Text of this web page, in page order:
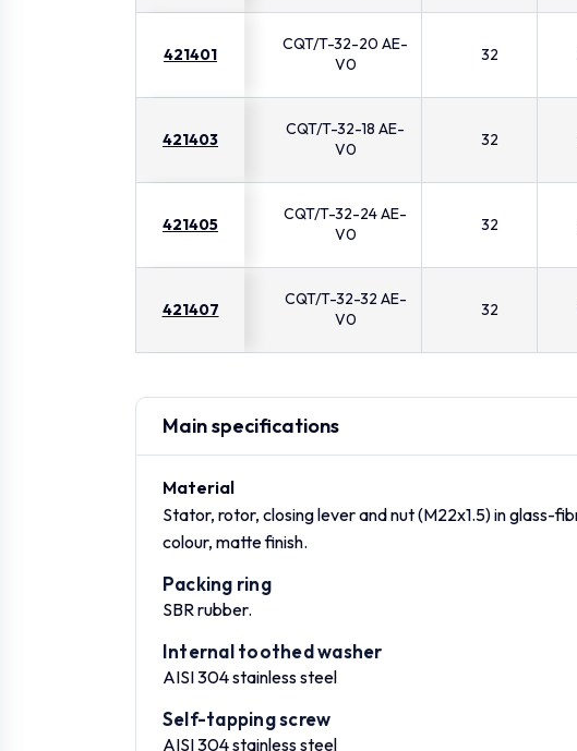
421401
CQT/T-32-20 AE-
V0
32
421403
CQT/T-32-18 AE-
V0
32
421405
CQT/T-32-24 AE-
V0
32
421407
CQT/T-32-32 AE-
V0
32
Main specifications
Material
Stator, rotor, closing lever and nut (M22x1.5) in
colour, matte finish.
Packing ring
SBR rubber.
Internal toothed washer
AISI 304 stainless steel
Self-tapping screw
AISI 304 stainless steel